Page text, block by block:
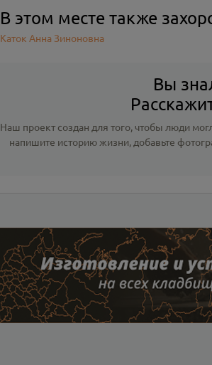
В этом месте также
Каток Анна Зиноновна
Вы
Наш проект создан для того, чтобы люди
напишите историю жизни, добавьте